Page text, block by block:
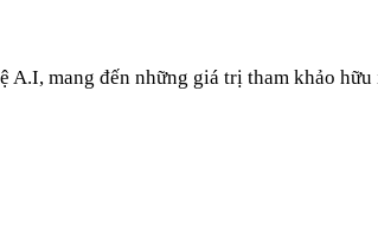
mang đến những giá trị tham khảo